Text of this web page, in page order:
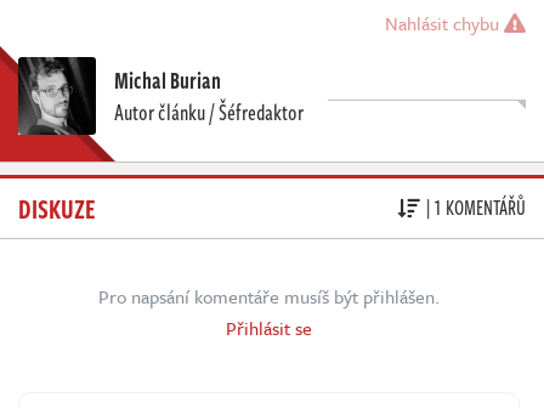
Nahlásit chybu
Michal Burian
Autor článku / Šéfredaktor
DISKUZE | 1 KOMENTÁŘŮ
Pro napsání komentáře musíš být přihlášen.
Přihlásit se